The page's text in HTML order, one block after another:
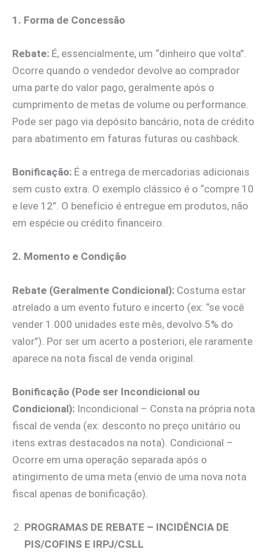
1. Forma de Concessão
Rebate: É, essencialmente, um “dinheiro que volta”.
Ocorre quando o vendedor devolve ao comprador
uma parte do valor pago, geralmente após o
cumprimento de metas de volume ou performance.
Pode ser pago via depósito bancário, nota de crédito
para abatimento em faturas futuras ou cashback.
Bonificação: É a entrega de mercadorias adicionais
sem custo extra. O exemplo clássico é o “compre 10
e leve 12”. O benefício é entregue em produtos, não
em espécie ou crédito financeiro.
2. Momento e Condição
Rebate (Geralmente Condicional): Costuma estar
atrelado a um evento futuro e incerto (ex: “se você
vender 1.000 unidades este mês, devolvo 5% do
valor”). Por ser um acerto a posteriori, ele raramente
aparece na nota fiscal de venda original.
Bonificação (Pode ser Incondicional ou
Condicional): Incondicional – Consta na própria nota
fiscal de venda (ex: desconto no preço unitário ou
itens extras destacados na nota). Condicional –
Ocorre em uma operação separada após o
atingimento de uma meta (envio de uma nova nota
fiscal apenas de bonificação).
PROGRAMAS DE REBATE – INCIDÊNCIA DE
PIS/COFINS E IRPJ/CSLL